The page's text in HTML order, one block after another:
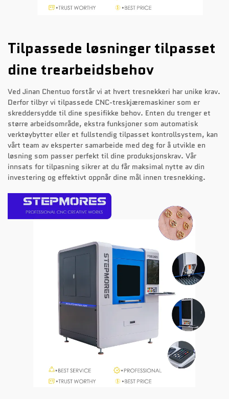
Tilpassede løsninger tilpasset
dine trearbeidsbehov
Ved Jinan Chentuo forstår vi at hvert tresnekkeri har unike krav.
Derfor tilbyr vi tilpassede CNC-treskjæremaskiner som er
skreddersydde til dine spesifikke behov. Enten du trenger et
større arbeidsområde, ekstra funksjoner som automatisk
verktøybytter eller et fullstendig tilpasset kontrollsystem, kan
vårt team av eksperter samarbeide med deg for å utvikle en
løsning som passer perfekt til dine produksjonskrav. Vår
innsats for tilpasning sikrer at du får maksimal nytte av din
investering og effektivt oppnår dine mål innen tresnekking.